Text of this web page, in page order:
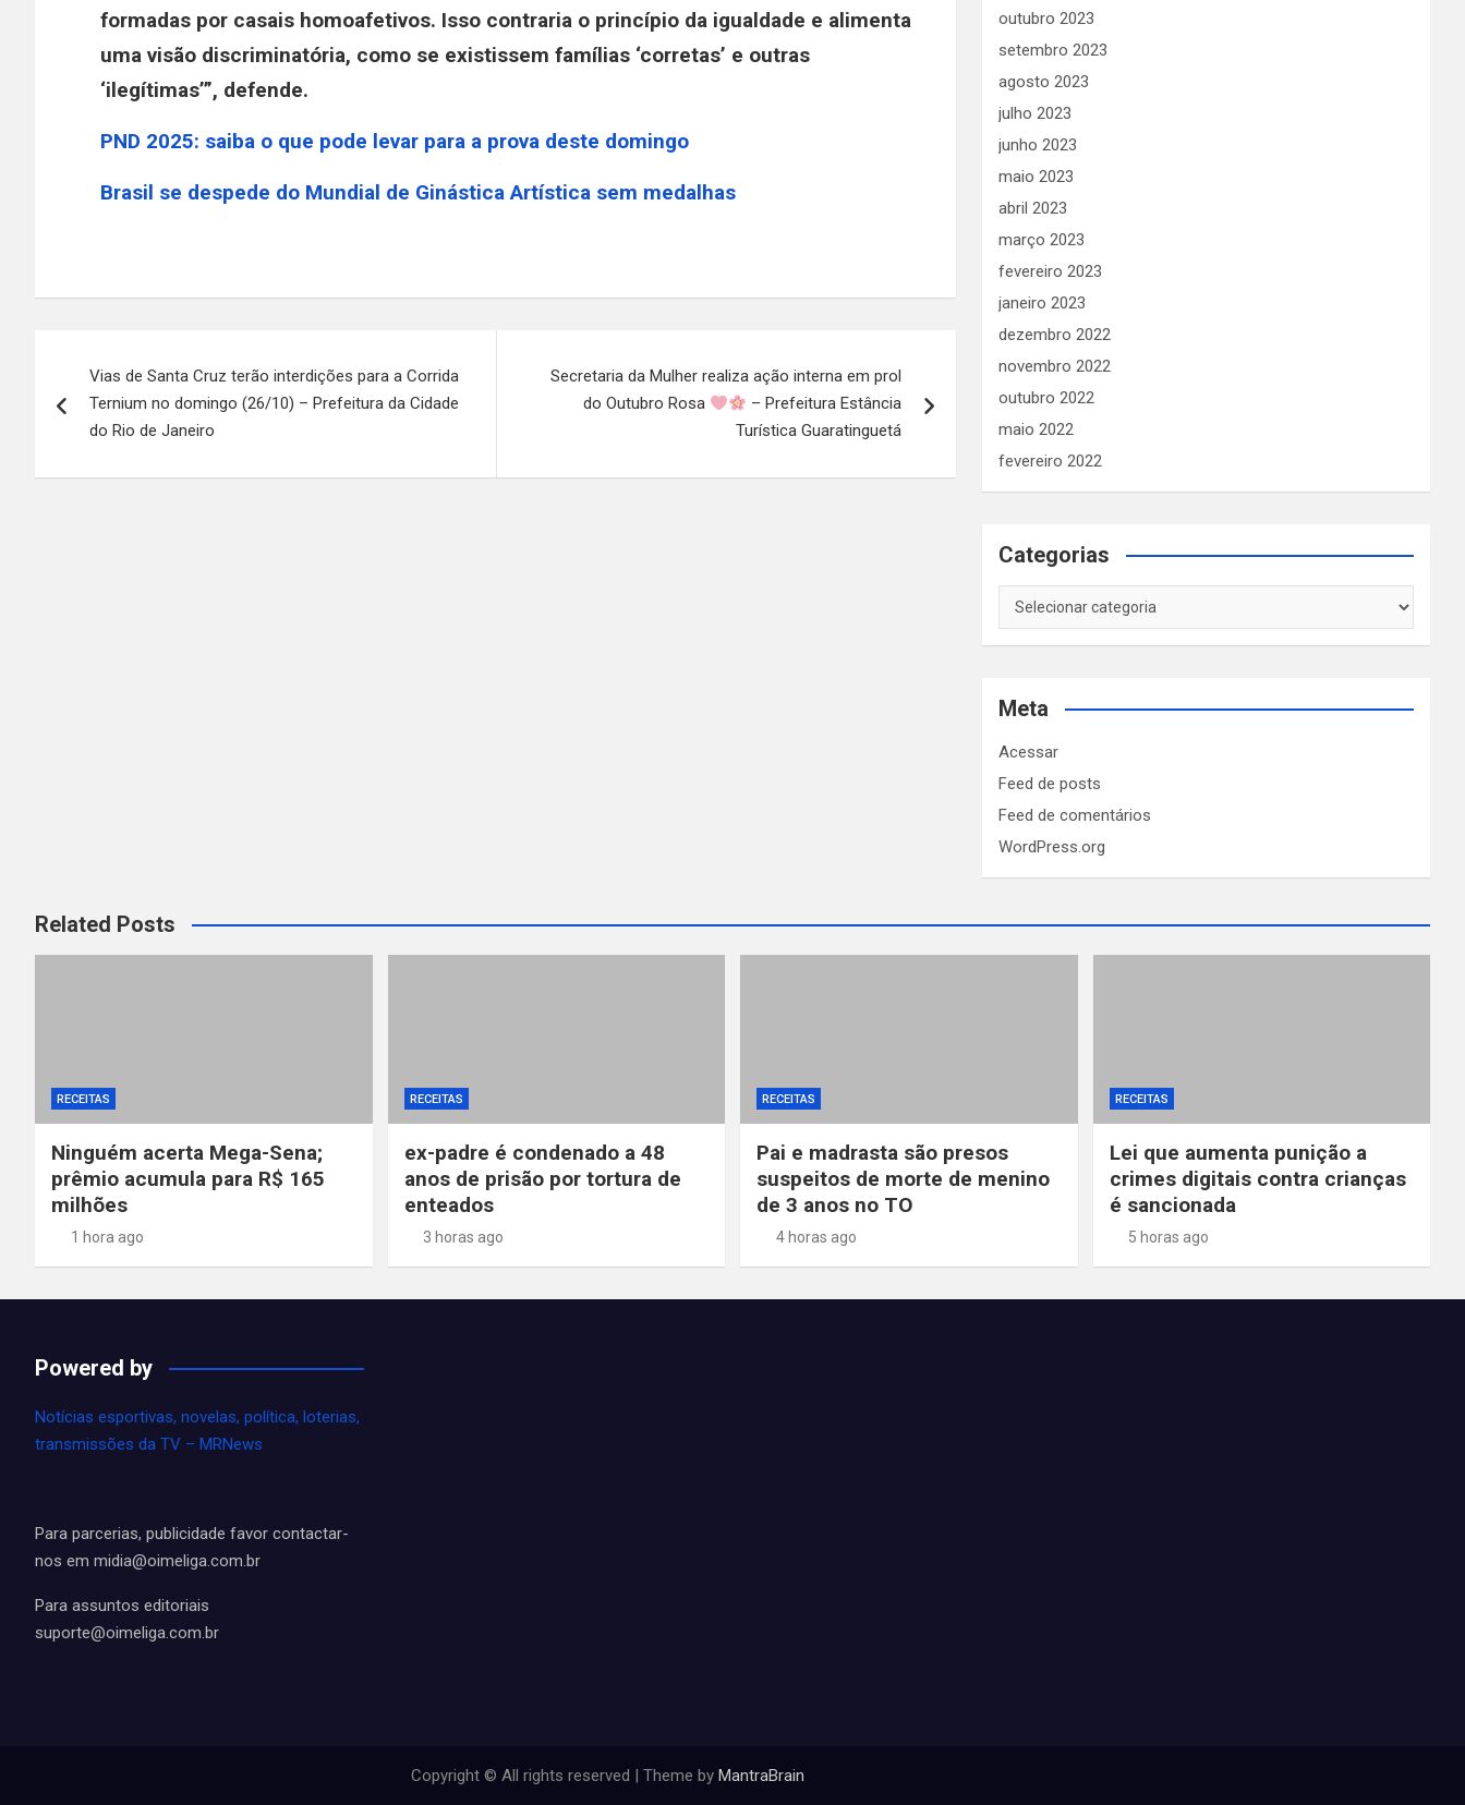
formadas por casais homoafetivos. Isso contraria o princípio da igualdade e alimenta
uma visão discriminatória, como se existissem famílias ‘corretas’ e outras
‘ilegítimas’”, defende.
PND 2025: saiba o que pode levar para a prova deste domingo
Brasil se despede do Mundial de Ginástica Artística sem medalhas
de
Post
Vias de Santa Cruz terão interdições para a Corrida
Ternium no domingo (26/10) – Prefeitura da Cidade
do Rio de Janeiro
Secretaria da Mulher realiza ação interna em prol
do Outubro Rosa
– Prefeitura Estância
Turística Guaratinguetá
outubro 2023
setembro 2023
agosto 2023
julho 2023
junho 2023
maio 2023
abril 2023
março 2023
fevereiro 2023
janeiro 2023
dezembro 2022
novembro 2022
outubro 2022
maio 2022
fevereiro 2022
Categorias
Categorias
Meta
Acessar
Feed de posts
Feed de comentários
WordPress.org
Related Posts
RECEITAS
Ninguém acerta Mega-Sena;
prêmio acumula para R$ 165
milhões
1 hora ago
RECEITAS
ex-padre é condenado a 48
anos de prisão por tortura de
enteados
3 horas ago
RECEITAS
Pai e madrasta são presos
suspeitos de morte de menino
de 3 anos no TO
4 horas ago
RECEITAS
Lei que aumenta punição a
crimes digitais contra crianças
é sancionada
5 horas ago
Powered by
Notícias esportivas, novelas, política, loterias,
transmissões da TV – MRNews
Para parcerias, publicidade favor contactar-
nos em midia@oimeliga.com.br
Para assuntos editoriais
suporte@oimeliga.com.br
Copyright © All rights reserved | Theme by MantraBrain